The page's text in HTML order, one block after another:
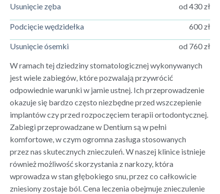
Usunięcie zęba od 430 zł
Podcięcie wędzidełka 600 zł
Usunięcie ósemki od 760 zł
W ramach tej dziedziny stomatologicznej wykonywanych
jest wiele zabiegów, które pozwalają przywrócić
odpowiednie warunki w jamie ustnej. Ich przeprowadzenie
okazuje się bardzo często niezbędne przed wszczepienie
implantów czy przed rozpoczęciem terapii ortodontycznej.
Zabiegi przeprowadzane w Dentium są w pełni
komfortowe, w czym ogromna zasługa stosowanych
przez nas skutecznych znieczuleń. W naszej klinice istnieje
również możliwość skorzystania z narkozy, która
wprowadza w stan głębokiego snu, przez co całkowicie
zniesiony zostaje ból. Cena leczenia obejmuje znieczulenie